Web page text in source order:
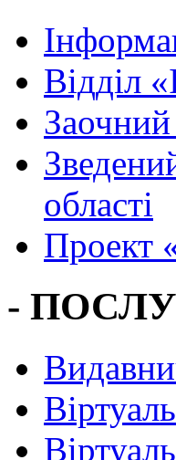
Вiддiл
області
Проект
-